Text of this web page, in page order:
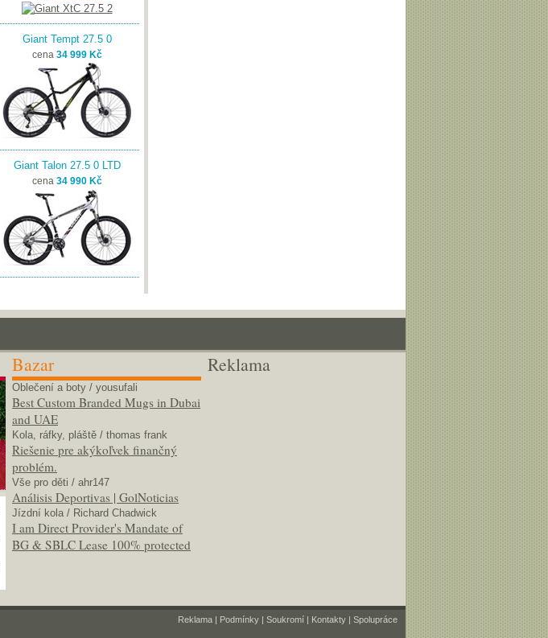
Giant Tempt 27.5 0
cena 34 999 Kč
Giant Talon 27.5 0 LTD
cena 34 990 Kč
Bazar
Oblečení a boty / yousufali
Best Custom Branded Mugs in Dubai
and UAE
Kola, ráfky, pláště / thomas frank
Riešenie pre akýkoľvek finančný
problém.
Vše pro děti / ahr147
Análisis Deportivas | GolNoticias
Jízdní kola / Richard Chadwick
I am Direct Provider's Mandate of
BG & SBLC Lease 100% protected
Reklama
Reklama | Podmínky | Soukromí | Kontakty | Spolupráce